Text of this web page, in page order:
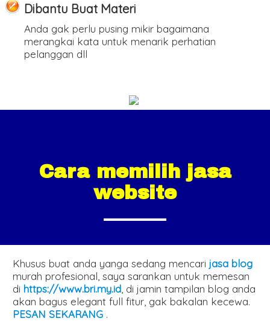
Dibantu Buat Materi
Anda gak perlu pusing mikir bagaimana
merangkai kata untuk menarik perhatian
pelanggan dll
Cara memilih jasa
website
Khusus buat anda yanga sedang mencarijasa blog
murah profesional, saya sarankan untuk memesan
dihttps://www.bri.my.id , di jamin tampilan blog anda
akan bagus elegant full fitur, gak bakalan kecewa.
PESAN SEKARANG .